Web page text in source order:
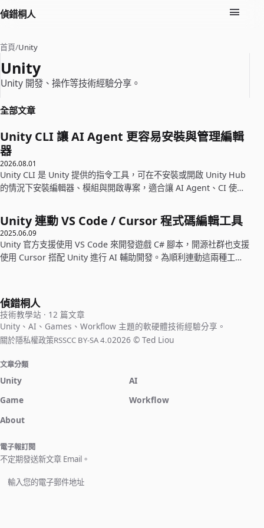
偵錯桐人
首頁/Unity
Unity
Unity 開發、操作等技術經驗分享。
全部文章
Unity CLI 讓 AI Agent 更容易安裝與管理編輯
器
2026.08.01
Unity CLI 是 Unity 提供的指令工具，可在不安裝或開啟 Unity Hub
的情況下安裝編輯器、模組與開啟專案，適合讓 AI Agent、CI 使
Unity 連動 VS Code / Cursor 程式碼編輯工具
2025.06.09
Unity 官方支援使用 VS Code 來開發遊戲 C# 腳本，開源社群也支援
使用 Cursor 搭配 Unity 進行 AI 輔助開發。為順利連動這兩種工
偵錯桐人
技術教學站 · 12 篇文章
Unity、AI、Games、Workflow 主題的軟硬體技術經驗分享。
關於隱私權政策RSSCC BY-SA 4.02026 © Ted Liou
文章分類
Unity
AI
Game
Workflow
About
電子報訂閱
不定期發送新文章 Email。